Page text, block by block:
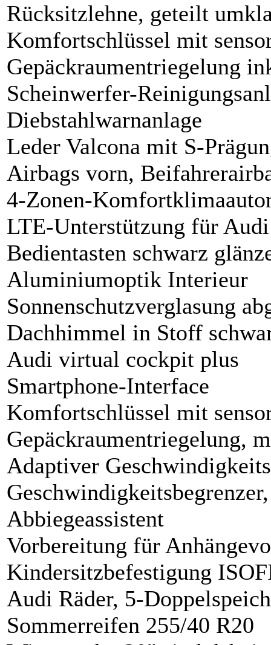
Rücksitzlehne, geteilt
Komfortschlüssel mit
Gepäckraumentriegelung
Scheinwerfer-
Diebstahlwarnanlage
Leder Valcona mit S-
Airbags vorn,
4-Zonen-
LTE-Unterstützung für
Bedientasten schwarz
Aluminiumoptik Interieur
Sonnenschutzverglasung
Dachhimmel in Stoff
Audi virtual cockpit plus
Smartphone-Interface
Komfortschlüssel mit
Gepäckraumentriegelung,
Adaptiver
Abbiegeassistent
Vorbereitung für
Kindersitzbefestigung
Audi Räder, 5-
Sommerreifen 255/40 R20